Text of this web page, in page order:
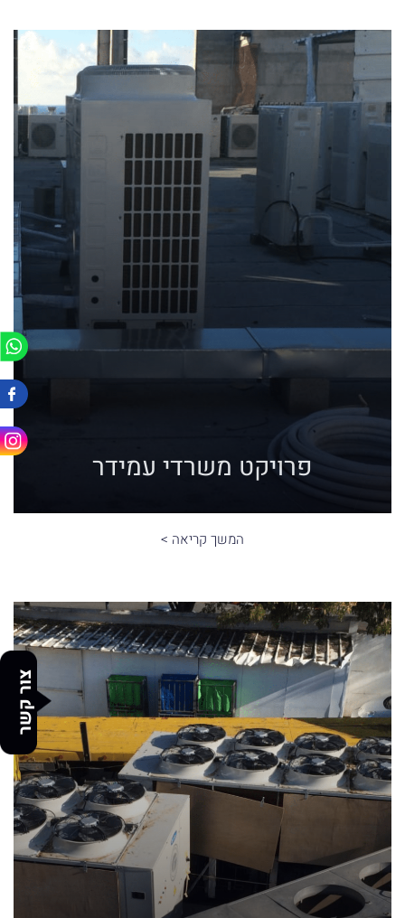
צור קשר
פרויקט משרדי עמידר
המשך קריאה >